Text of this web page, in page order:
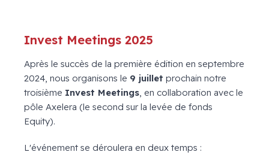
Invest Meetings 2025
Après le succès de la première édition en septembre
2024, nous organisons le 9 juillet prochain notre
troisième Invest Meetings, en collaboration avec le
pôle Axelera (le second sur la levée de fonds
Equity).
L'événement se déroulera en deux temps :